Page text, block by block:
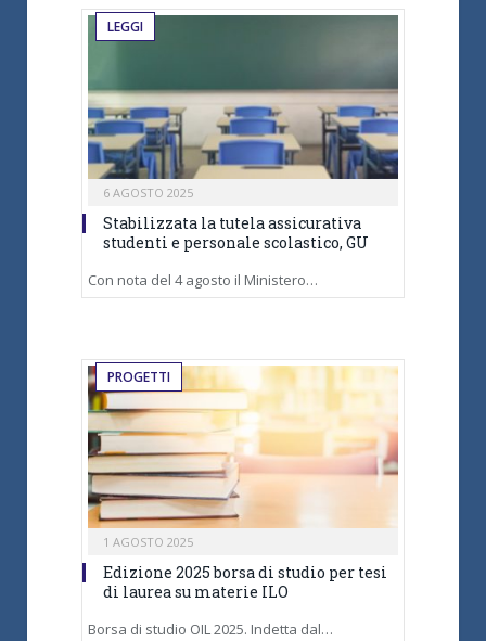
LEGGI
6 AGOSTO 2025
Stabilizzata la tutela assicurativa
studenti e personale scolastico, GU
Con nota del 4 agosto il Ministero…
PROGETTI
1 AGOSTO 2025
Edizione 2025 borsa di studio per tesi
di laurea su materie ILO
Borsa di studio OIL 2025. Indetta dal…